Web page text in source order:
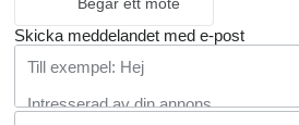
Skicka meddelandet med e-post